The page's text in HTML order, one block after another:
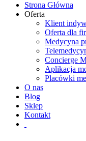
Strona Główna
Oferta
Klient
Oferta dla
Medycyna
Concierge
Aplikacja
Placówki
O nas
Blog
Sklep
Kontakt